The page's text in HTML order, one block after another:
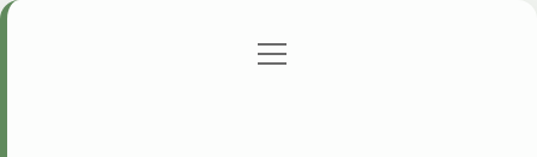
Gizlilik Politikası
menüyü